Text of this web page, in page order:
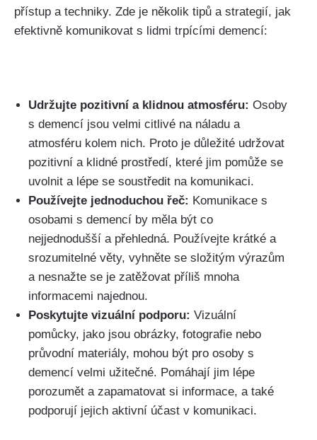
přístup a techniky. Zde je několik tipů a strategií, jak
efektivně komunikovat s lidmi trpícími demencí:
Udržujte pozitivní a klidnou atmosféru: Osoby
s demencí jsou velmi citlivé na náladu a
atmosféru kolem nich. Proto je důležité udržovat
pozitivní a klidné prostředí, které jim pomůže se
uvolnit a lépe se soustředit na komunikaci.
Používejte jednoduchou řeč: Komunikace s
osobami s demencí by měla být co
nejjednodušší a přehledná. Používejte krátké a
srozumitelné věty, vyhněte se složitým výrazům
a nesnažte se je zatěžovat příliš mnoha
informacemi najednou.
Poskytujte vizuální podporu: Vizuální
pomůcky, jako jsou obrázky, fotografie nebo
průvodní materiály, mohou být pro osoby s
demencí velmi užitečné. Pomáhají jim lépe
porozumět a zapamatovat si informace, a také
podporují jejich aktivní účast v komunikaci.